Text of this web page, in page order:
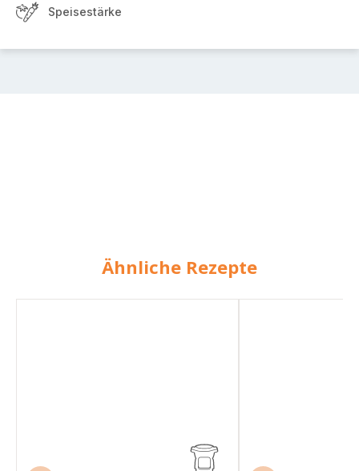
Speisestärke
Ähnliche Rezepte